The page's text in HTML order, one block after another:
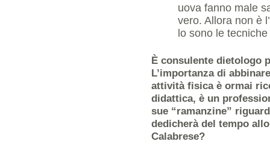
uova fanno male
vero. Allora non è
lo sono le
È consulente dietologo
L’importanza di
attività fisica è ormai
didattica, è un
sue “ramanzine”
dedicherà del tempo
Calabrese?